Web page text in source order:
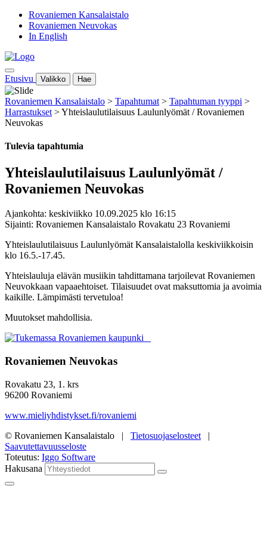
Rovaniemen Kansalaistalo
Rovaniemen Neuvokas
In English
Etusivu Valikko Hae
Rovaniemen Kansalaistalo > Tapahtumat > Tapahtuman tyyppi >
Harrastukset >Yhteislaulutilaisuus Laulunlyömät / Rovaniemen
Neuvokas
Tulevia tapahtumia
Yhteislaulutilaisuus Laulunlyömät /
Rovaniemen Neuvokas
Ajankohta: keskiviikko 10.09.2025 klo 16:15
Sijainti: Rovaniemen Kansalaistalo Rovakatu 23 Rovaniemi
Yhteislaulutilaisuus Laulunlyömät Kansalaistalolla keskiviikkoisin
klo 16.5.-17.45.
Yhteislauluja elävän musiikin tahdittamana tarjoilevat Rovaniemen
Neuvokkaan vapaaehtoiset. Tilaisuudet ovat maksuttomia ja avoimia
kaikille. Lämpimästi tervetuloa!
Muutokset mahdollisia.
Rovaniemen Neuvokas
Rovakatu 23, 1. krs
96200 Rovaniemi
www.mieliyhdistykset.fi/rovaniemi
© Rovaniemen Kansalaistalo | Tietosuojaselosteet |
Saavutettavuusseloste
Toteutus: Iggo Software
Hakusana